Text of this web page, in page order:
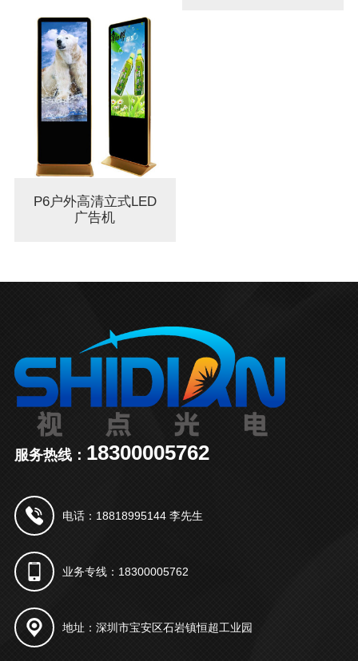
P6户外高清立式LED
广告机
服务热线： 18300005762
电话：18818995144 李先生
业务专线：18300005762
地址：深圳市宝安区石岩镇恒超工业园